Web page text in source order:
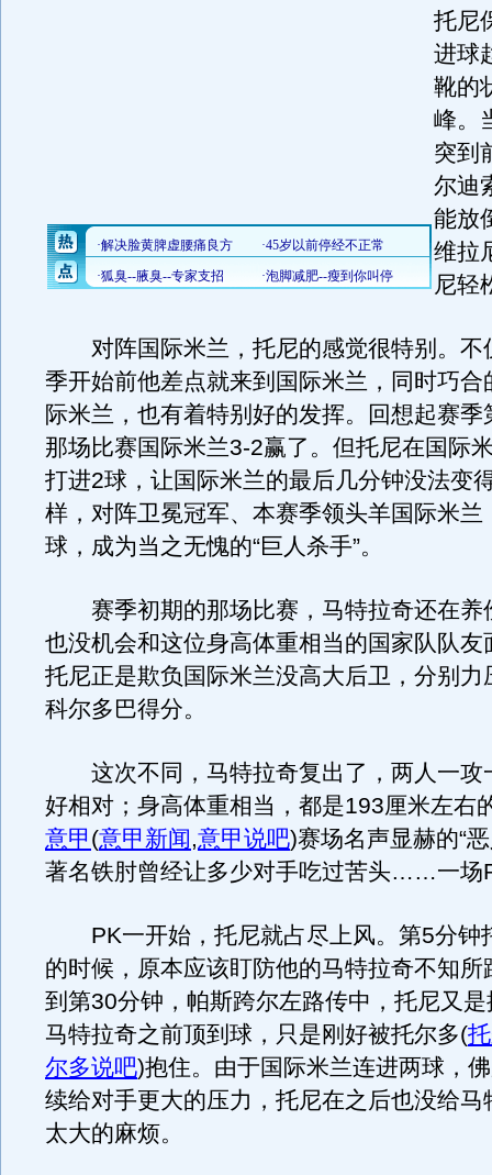
托尼
进球
靴的
峰。
突到
尔迪
能放
维拉
尼轻
对阵国际米兰，托尼的感觉很特别。不
季开始前他差点就来到国际米兰，同时巧合
际米兰，也有着特别好的发挥。回想起赛季
那场比赛国际米兰3-2赢了。但托尼在国际
打进2球，让国际米兰的最后几分钟没法变
样，对阵卫冕冠军、本赛季领头羊国际米兰
球，成为当之无愧的“巨人杀手”。
赛季初期的那场比赛，马特拉奇还在养
也没机会和这位身高体重相当的国家队队友
托尼正是欺负国际米兰没高大后卫，分别力
科尔多巴得分。
这次不同，马特拉奇复出了，两人一攻
好相对；身高体重相当，都是193厘米左右
意甲 (意甲新闻,意甲说吧)赛场名声显赫的“
著名铁肘曾经让多少对手吃过苦头……一场
PK一开始，托尼就占尽上风。第5分钟
的时候，原本应该盯防他的马特拉奇不知所
到第30分钟，帕斯跨尔左路传中，托尼又
马特拉奇之前顶到球，只是刚好被托尔多(
尔多说吧)抱住。由于国际米兰连进两球，
续给对手更大的压力，托尼在之后也没给马
太大的麻烦。